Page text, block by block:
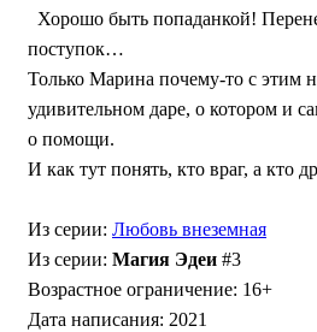
Хорошо быть попаданкой!
поступок…
Только Марина почему-то с этим
удивительном даре, о котором и
о помощи.
И как тут понять, кто враг, а кто
Из серии: Любовь внеземная
Из серии: Магия Эдеи #3
Возрастное ограничение: 16+
Дата написания: 2021